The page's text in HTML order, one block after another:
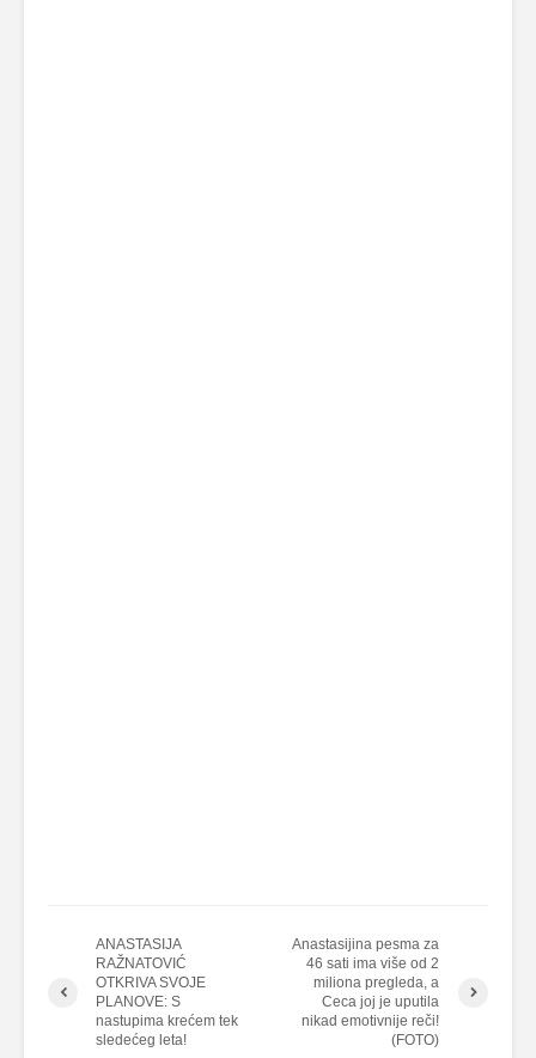
ANASTASIJA
RAŽNATOVIĆ
OTKRIVA SVOJE
PLANOVE: S
nastupima krećem tek
sledećeg leta!
Anastasijina pesma za
46 sati ima više od 2
miliona pregleda, a
Ceca joj je uputila
nikad emotivnije reči!
(FOTO)